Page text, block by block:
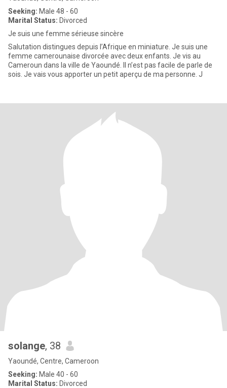
Seeking: Male 48 - 60
Marital Status: Divorced
Je suis une femme sérieuse sincère
Salutation distingues depuis l’Afrique en miniature. Je suis une
femme camerounaise divorcée avec deux enfants. Je vis au
Cameroun dans la ville de Yaoundé. Il n’est pas facile de parle de
sois. Je vais vous apporter un petit aperçu de ma personne. J
solange, 38
Yaoundé, Centre, Cameroon
Seeking: Male 40 - 60
Marital Status: Divorced